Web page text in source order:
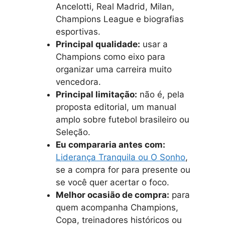
Ancelotti, Real Madrid, Milan,
Champions League e biografias
esportivas.
Principal qualidade: usar a
Champions como eixo para
organizar uma carreira muito
vencedora.
Principal limitação: não é, pela
proposta editorial, um manual
amplo sobre futebol brasileiro ou
Seleção.
Eu compararia antes com:
Liderança Tranquila ou O Sonho,
se a compra for para presente ou
se você quer acertar o foco.
Melhor ocasião de compra: para
quem acompanha Champions,
Copa, treinadores históricos ou